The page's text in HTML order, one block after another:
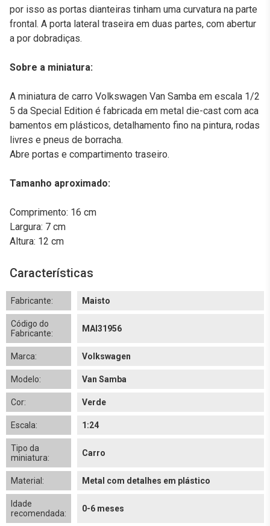
por isso as portas dianteiras tinham uma curvatura na parte
frontal. A porta lateral traseira em duas partes, com abertur
a por dobradiças.
Sobre a miniatura:
A miniatura de carro Volkswagen Van Samba em escala 1/2
5 da Special Edition é fabricada em metal die-cast com aca
bamentos em plásticos, detalhamento fino na pintura, rodas
livres e pneus de borracha.
Abre portas e compartimento traseiro.
Tamanho aproximado:
Comprimento: 16 cm
Largura: 7 cm
Altura: 12 cm
Características
Fabricante: Maisto
Código do
Fabricante:
MAI31956
Marca: Volkswagen
Modelo: Van Samba
Cor: Verde
Escala: 1:24
Tipo da
miniatura:
Carro
Material: Metal com detalhes em plástico
Idade
recomendada:
0-6 meses